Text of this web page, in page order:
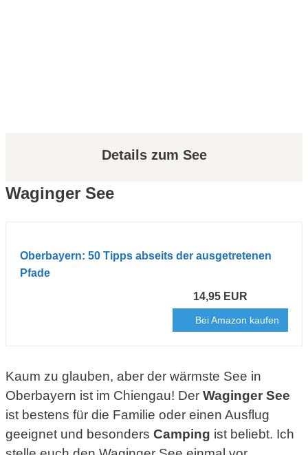
Details zum See
Waginger See
Oberbayern: 50 Tipps abseits der ausgetretenen
Pfade
14,95 EUR
Bei Amazon kaufen
Kaum zu glauben, aber der wärmste See in
Oberbayern ist im Chiengau! Der Waginger See
ist bestens für die Familie oder einen Ausflug
geeignet und besonders Camping ist beliebt. Ich